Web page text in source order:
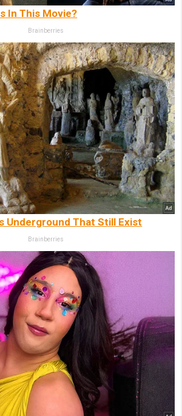
In This Movie?
Brainberries
Underground That Still Exist
Brainberries